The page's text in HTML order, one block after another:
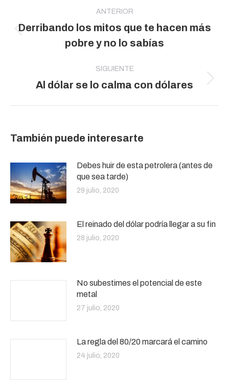
publicaciones
ANTERIOR
Publicación
anterior:
Derribando los mitos que te hacen más
pobre y no lo sabías
SIGUIENTE
Publicación
Al dólar se lo calma con dólares
También puede interesarte
Debes huir de esta petrolera (antes de
que sea tarde)
29 julio, 2020
El reinado del dólar podría llegar a su fin
28 julio, 2020
No subestimes el potencial de este
metal
27 julio, 2020
La regla del 80/20 marcará el camino
24 julio, 2020